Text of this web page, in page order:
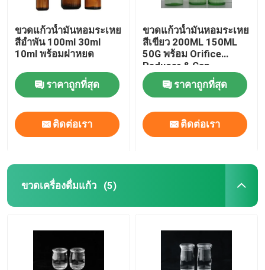
ขวดแก้วน้ำมันหอมระเหย
สีอำพัน 100ml 30ml
10ml พร้อมฝาหยด
ราคาถูกที่สุด
ติดต่อเรา
ขวดแก้วน้ำมันหอมระเหย
สีเขียว 200ML 150ML
50G พร้อม Orifice
Reducer & Cap
ราคาถูกที่สุด
ติดต่อเรา
ขวดเครื่องดื่มแก้ว (5)